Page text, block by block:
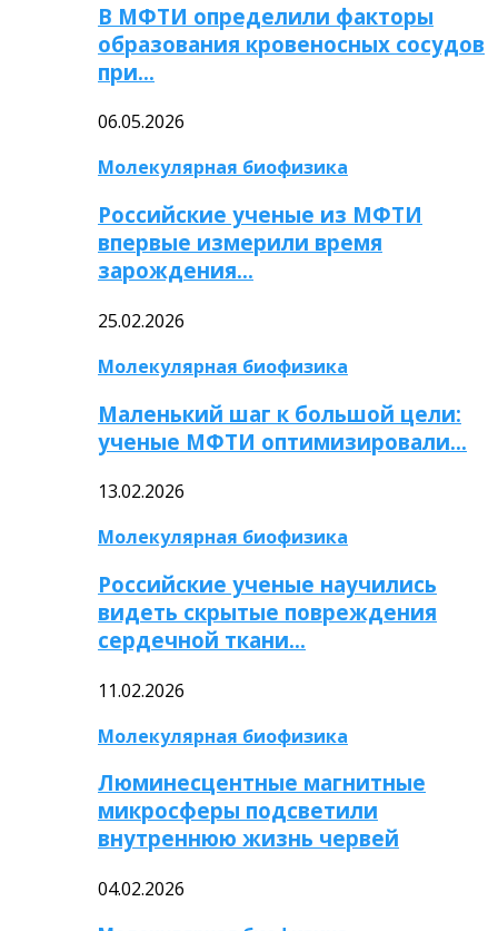
В МФТИ определили факторы
образования кровеносных сосудов
при…
06.05.2026
Молекулярная биофизика
Российские ученые из МФТИ
впервые измерили время
зарождения…
25.02.2026
Молекулярная биофизика
Маленький шаг к большой цели:
ученые МФТИ оптимизировали…
13.02.2026
Молекулярная биофизика
Российские ученые научились
видеть скрытые повреждения
сердечной ткани…
11.02.2026
Молекулярная биофизика
Люминесцентные магнитные
микросферы подсветили
внутреннюю жизнь червей
04.02.2026